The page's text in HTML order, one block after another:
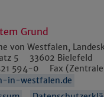
Grund
von Westfalen,
5
33602 Bielefeld
594-0 Fax
in-westfalen.de